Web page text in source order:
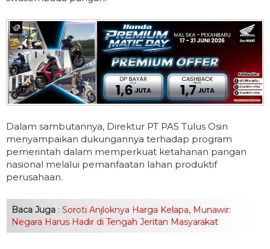
Dalam sambutannya, Direktur PT PAS Tulus Osin
menyampaikan dukungannya terhadap program
pemerintah dalam memperkuat ketahanan pangan
nasional melalui pemanfaatan lahan produktif
perusahaan.
Baca Juga : Soroti Anjloknya Harga Kelapa, Munawir:
Negara Harus Hadir di Tengah Jeritan Masyarakat